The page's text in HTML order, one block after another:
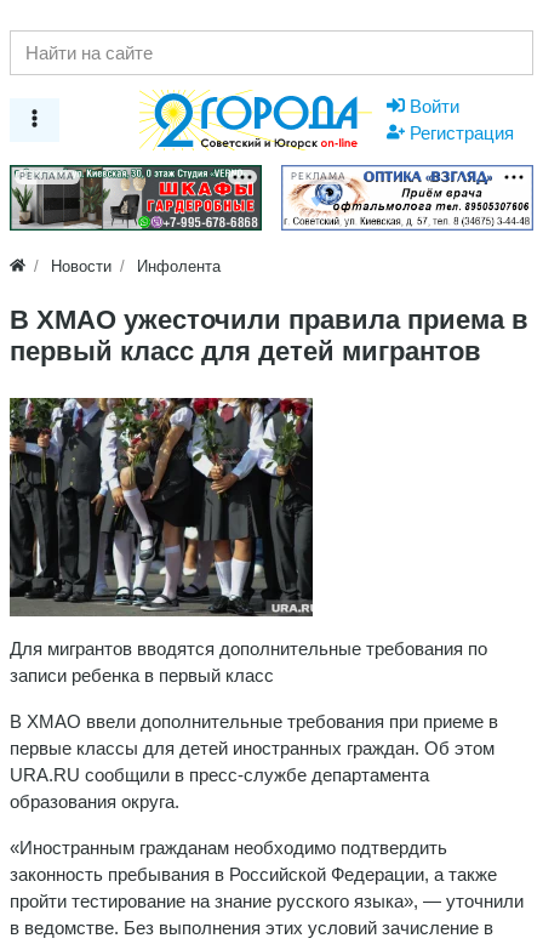
Войти
Регистрация
РЕКЛАМА РЕКЛАМА
Новости Инфолента
В ХМАО ужесточили правила приема в
первый класс для детей мигрантов
Для мигрантов вводятся дополнительные требования по
записи ребенка в первый класс
В ХМАО ввели дополнительные требования при приеме в
первые классы для детей иностранных граждан. Об этом
URA.RU сообщили в пресс-службе департамента
образования округа.
«Иностранным гражданам необходимо подтвердить
законность пребывания в Российской Федерации, а также
пройти тестирование на знание русского языка», — уточнили
в ведомстве. Без выполнения этих условий зачисление в